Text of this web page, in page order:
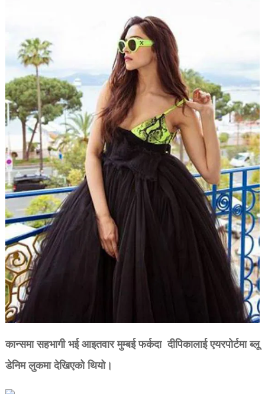
कान्समा सहभागी भई आइतवार मुम्बई फर्कदा दीप‍िकालाई एयरपोर्टमा ब्लू
डेन‍िम लुकमा देखिएको थियो।